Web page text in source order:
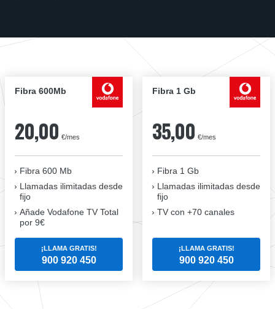
Fibra 600Mb
20,00 €/mes
Fibra 600 Mb
Llamadas ilimitadas desde
fijo
Añade Vodafone TV Total
por 9€
¡LLAMA GRATIS!
900 920 450
Fibra 1 Gb
35,00 €/mes
Fibra 1 Gb
Llamadas ilimitadas desde
fijo
TV con +70 canales
¡LLAMA GRATIS!
900 920 450